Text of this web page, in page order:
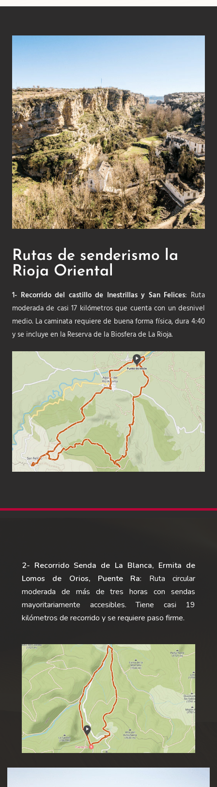
Rutas de senderismo la
Rioja Oriental
1- Recorrido del castillo de Inestrillas y San Felices: Ruta
moderada de casi 17 kilómetros que cuenta con un desnivel
medio. La caminata requiere de buena forma física, dura 4:40
y se incluye en la Reserva de la Biosfera de La Rioja.
2- Recorrido Senda de La Blanca, Ermita de
Lomos de Orios, Puente Ra: Ruta circular
moderada de más de tres horas con sendas
mayoritariamente accesibles. Tiene casi 19
kilómetros de recorrido y se requiere paso firme.